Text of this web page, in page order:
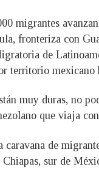
migrantes
fronteriza con
de
territorio mexicano
muy duras, no
que viaja
de
Chiapas, sur de